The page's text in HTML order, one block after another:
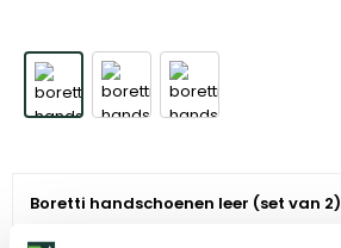
Boretti handschoenen leer (set van 2)